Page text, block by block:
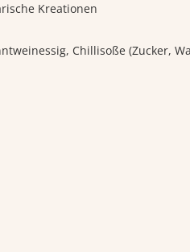
Kreationen
Chillisoße (Zucker,